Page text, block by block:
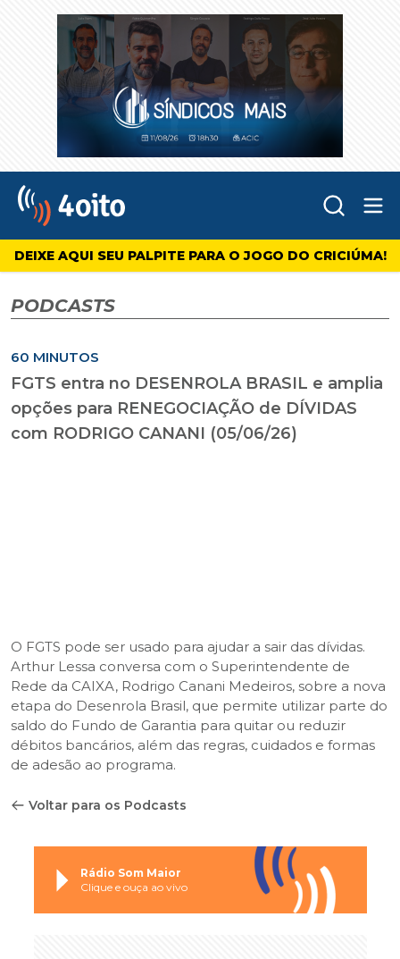
4oito
DEIXE AQUI SEU PALPITE PARA O JOGO DO CRICIÚMA!
PODCASTS
60 MINUTOS
FGTS entra no DESENROLA BRASIL e amplia
opções para RENEGOCIAÇÃO de DÍVIDAS
com RODRIGO CANANI (05/06/26)
O FGTS pode ser usado para ajudar a sair das dívidas.
Arthur Lessa conversa com o Superintendente de
Rede da CAIXA, Rodrigo Canani Medeiros, sobre a nova
etapa do Desenrola Brasil, que permite utilizar parte do
saldo do Fundo de Garantia para quitar ou reduzir
débitos bancários, além das regras, cuidados e formas
de adesão ao programa.
Voltar para os Podcasts
Rádio Som Maior
Clique e ouça ao vivo